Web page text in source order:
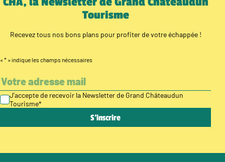
Tourisme
Recevez tous nos bons plans pour profiter de votre échappée !
« * » indique les champs nécessaires
J’accepte de recevoir la Newsletter de Grand Châteaudun
Tourisme*